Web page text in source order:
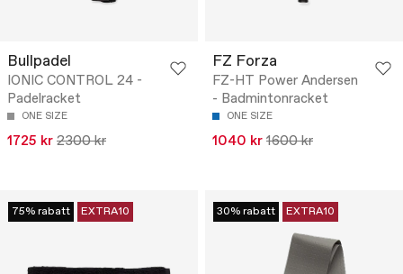
Bullpadel
IONIC CONTROL 24 -
Padelracket
ONE SIZE
1725 kr 2300 kr
FZ Forza
FZ-HT Power Andersen
- Badmintonracket
ONE SIZE
1040 kr 1600 kr
75% rabatt EXTRA10 30% rabatt EXTRA10